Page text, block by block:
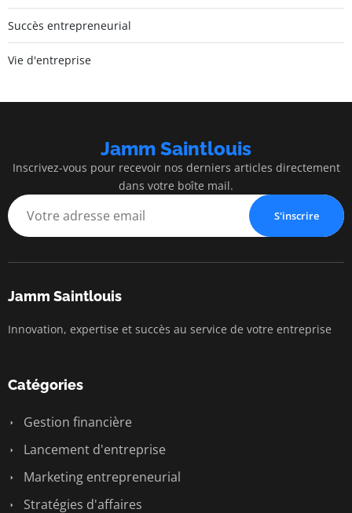
Succès entrepreneurial
Vie d'entreprise
Jamm Saintlouis
Inscrivez-vous pour recevoir nos derniers articles directement
dans votre boîte mail.
S'inscrire
Jamm Saintlouis
Innovation, expertise et succès au service de votre entreprise
Catégories
Gestion financière
Lancement d'entreprise
Marketing entrepreneurial
Stratégies d'affaires